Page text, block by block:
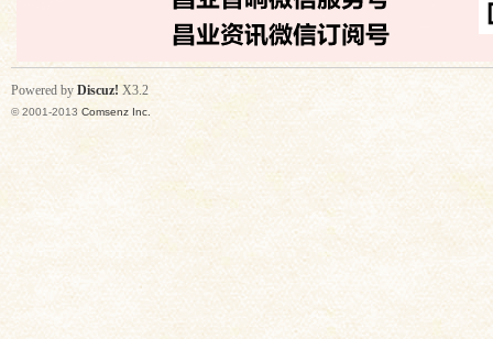
Powered by Discuz! X3.2
© 2001-2013 Comsenz Inc.